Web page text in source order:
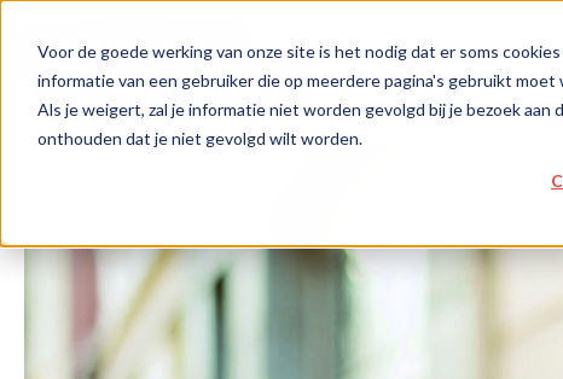
Voor de goede werking van onze site is het nodig dat er soms
informatie van een gebruiker die op meerdere pagina's gebruikt
Als je weigert, zal je informatie niet worden gevolgd bij je bezoek
onthouden dat je niet gevolgd wilt worden.